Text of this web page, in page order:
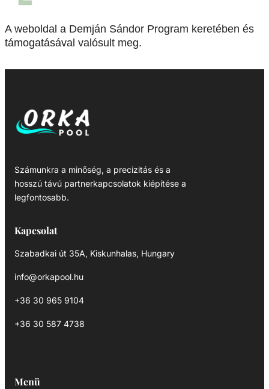
A weboldal a Demján Sándor Program keretében és
támogatásával valósult meg.
Számunkra a minőség, a precizitás és a
hosszú távú partnerkapcsolatok kiépítése a
legfontosabb.
Kapcsolat
Szabadkai út 35A, Kiskunhalas, Hungary
info@orkapool.hu
+36 30 965 9104
+36 30 587 4738
Menü